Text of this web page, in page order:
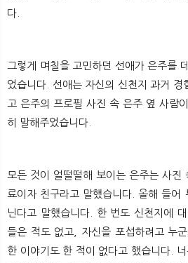
다.
그렇게 며칠을 고민하던 선애가 은주를
었습니다. 선애는 자신의 신천지 과거 경
고 은주의 프로필 사진 속 은주 옆 사람
히 말해주었습니다.
모든 것이 얼떨떨해 보이는 은주는 사진
료이자 친구라고 말했습니다. 올해 들어
닌다고 말했습니다. 한 번도 신천지에
들은 적도 없고, 자신을 포섭하려고 누
한 이야기도 한 적이 없다고 했습니다.